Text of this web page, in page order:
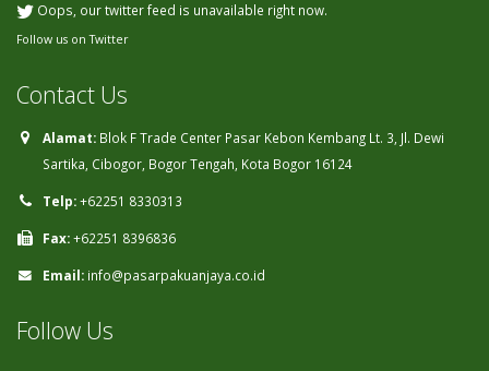
Oops, our twitter feed is unavailable right now.
Follow us on Twitter
Contact Us
Alamat: Blok F Trade Center Pasar Kebon Kembang Lt. 3, Jl. Dewi
Sartika, Cibogor, Bogor Tengah, Kota Bogor 16124
Telp:+62251 8330313
Fax:+62251 8396836
Email: info@pasarpakuanjaya.co.id
Follow Us